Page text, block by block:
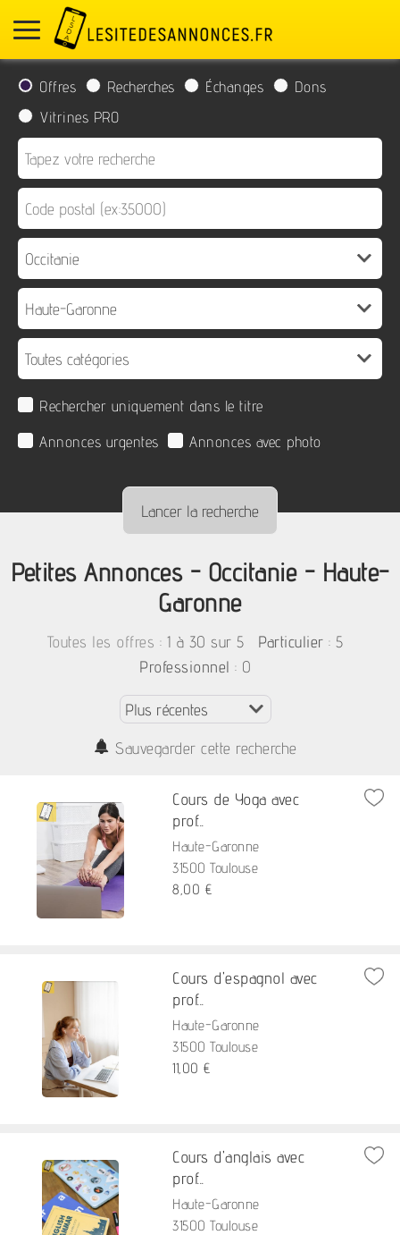
Offres Recherches Échanges
Dons
Vitrines PRO
Rechercher uniquement dans le titre
Annonces urgentes
Annonces avec photo
Petites Annonces - Occitanie - Haute-
Garonne
Toutes les offres : 1 à 30 sur 5 Particulier : 5
Professionnel : 0
Sauvegarder cette recherche
Cours de Yoga avec
prof...
Haute-Garonne
31500 Toulouse
8,00 €
Cours d'espagnol avec
prof...
Haute-Garonne
31500 Toulouse
11,00 €
Cours d'anglais avec
prof...
Haute-Garonne
31500 Toulouse